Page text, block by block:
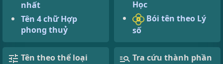
nhất
Tên 4 chữ Hợp
phong thuỷ
Học
Bói tên theo Lý
số
Tên theo thể loại
Tra cứu thành phần